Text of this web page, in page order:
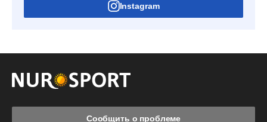
Instagram
Сообщить о проблеме